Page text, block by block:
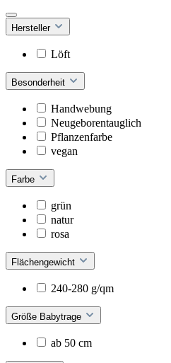
Hersteller
Löft
Besonderheit
Handwebung
Neugeborentauglich
Pflanzenfarbe
vegan
Farbe
grün
natur
rosa
Flächengewicht
240-280 g/qm
Größe Babytrage
ab 50 cm